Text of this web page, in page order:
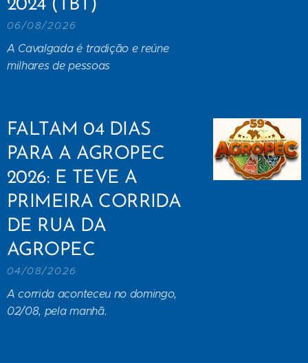
2024 (TBT)
06/08/2026
A Cavalgada é tradição e reúne
milhares de pessoas
FALTAM 04 DIAS
PARA A AGROPEC
2026: E TEVE A
PRIMEIRA CORRIDA
DE RUA DA
AGROPEC
04/08/2026
A corrida aconteceu no domingo,
02/08, pela manhã.